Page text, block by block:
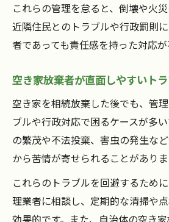
これらの管理を怠ると、倒壊や火災
近隣住民とのトラブルや行政罰則
者であっても責任感を持った対応が
空き家放棄者が直面しやすいト
空き家を相続放棄した後でも、管
ブルや行政対応で困るケースが多
の繁茂や不法投棄、害虫の発生な
から苦情が寄せられることがありま
これらのトラブルを回避するため
理業者に相談し、定期的な清掃や
効果的です。また、自治体の空き